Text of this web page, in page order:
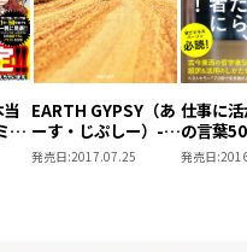
ッ
EARTH GYPSY（あ
ーす・じぷしー）-は
じまりの物語-
発売日:2017.07.25
仕事に
の言葉50
発売日: